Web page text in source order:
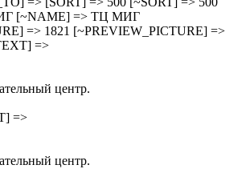
[~NAME] => ТЦ МИГ
=> 1821 [~PREVIEW_PICTURE] =>
=>
центр.
=>
центр.